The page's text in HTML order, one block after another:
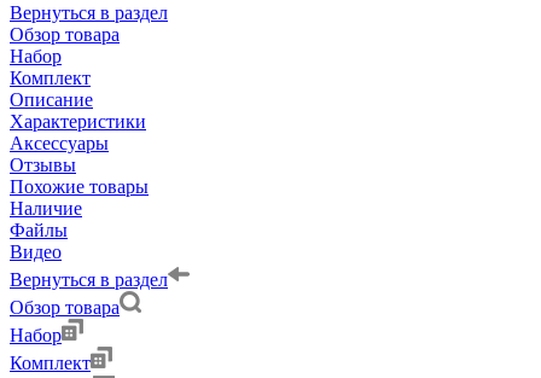
Вернуться в раздел
Обзор товара
Набор
Комплект
Описание
Характеристики
Аксессуары
Отзывы
Похожие товары
Наличие
Файлы
Видео
Вернуться в раздел
Обзор товара
Набор
Комплект